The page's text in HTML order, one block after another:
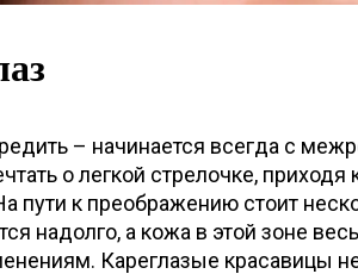
– начинается всегда с
о легкой стрелочке,
пути к преображению стоит
надолго, а кожа в этой зоне
Кареглазые красавицы